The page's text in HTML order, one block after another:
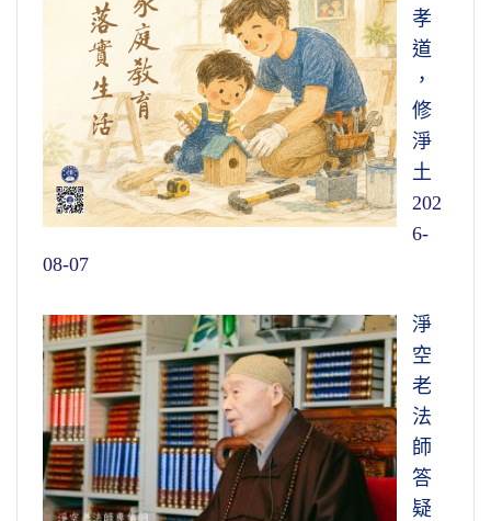
孝
道
，
修
淨
土
202
6-
08-07
淨
空
老
法
師
答
疑